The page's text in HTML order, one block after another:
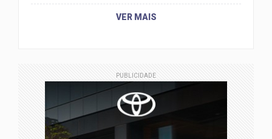
VER MAIS
PUBLICIDADE